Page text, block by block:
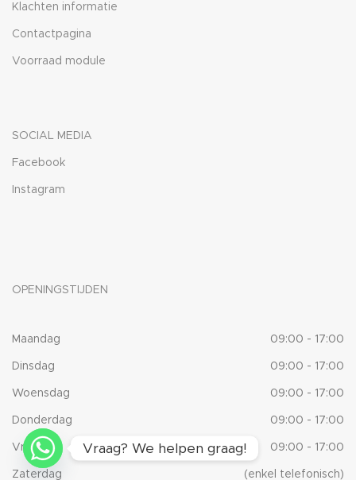
Klachten informatie
Contactpagina
Voorraad module
SOCIAL MEDIA
Facebook
Instagram
OPENINGSTIJDEN
Maandag 09:00 - 17:00
Dinsdag 09:00 - 17:00
Woensdag 09:00 - 17:00
Donderdag 09:00 - 17:00
Vrijdag 09:00 - 17:00
Zaterdag (enkel telefonisch)
Vraag? We helpen graag!